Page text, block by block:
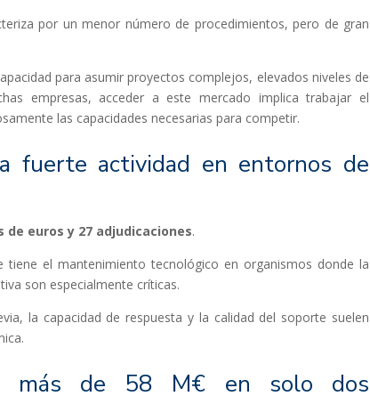
por un menor número de procedimientos, pero de gran
para asumir proyectos complejos, elevados niveles de
empresas, acceder a este mercado implica trabajar el
las capacidades necesarias para competir.
fuerte actividad en entornos de
de euros y 27 adjudicaciones.
el mantenimiento tecnológico en organismos donde la
son especialmente críticas.
la capacidad de respuesta y la calidad del soporte suelen
más de 58 M€ en solo dos